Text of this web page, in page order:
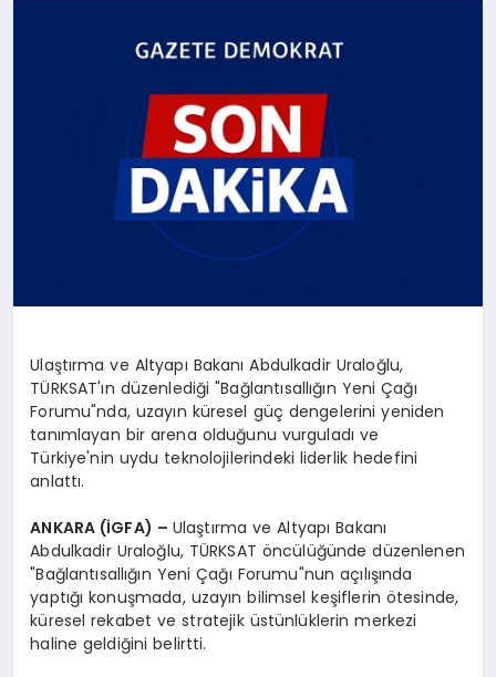
Ulaştırma ve Altyapı Bakanı Abdulkadir Uraloğlu,
TÜRKSAT'ın düzenlediği "Bağlantısallığın Yeni Çağı
Forumu"nda, uzayın küresel güç dengelerini yeniden
tanımlayan bir arena olduğunu vurguladı ve
Türkiye'nin uydu teknolojilerindeki liderlik hedefini
anlattı.
ANKARA (İGFA) – Ulaştırma ve Altyapı Bakanı
Abdulkadir Uraloğlu, TÜRKSAT öncülüğünde düzenlenen
"Bağlantısallığın Yeni Çağı Forumu"nun açılışında
yaptığı konuşmada, uzayın bilimsel keşiflerin ötesinde,
küresel rekabet ve stratejik üstünlüklerin merkezi
haline geldiğini belirtti.